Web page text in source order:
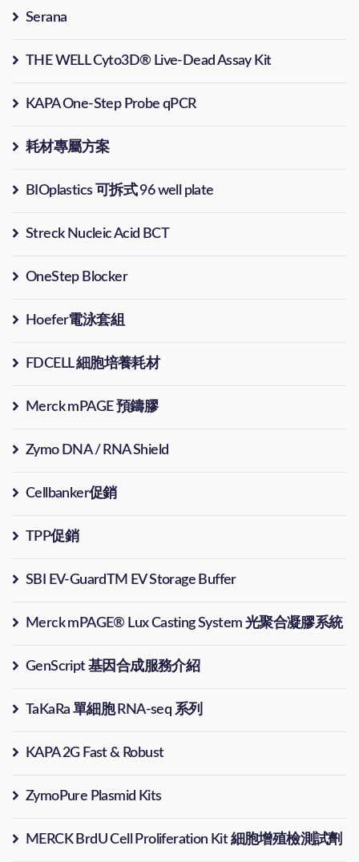
Serana
THE WELL Cyto3D® Live-Dead Assay Kit
KAPA One-Step Probe qPCR
耗材專屬方案
BIOplastics 可拆式 96 well plate
Streck Nucleic Acid BCT
OneStep Blocker
Hoefer電泳套組
FDCELL 細胞培養耗材
Merck mPAGE 預鑄膠
Zymo DNA / RNA Shield
Cellbanker促銷
TPP促銷
SBI EV-GuardTM EV Storage Buffer
Merck mPAGE® Lux Casting System 光聚合凝膠系統
GenScript 基因合成服務介紹
TaKaRa 單細胞 RNA-seq 系列
KAPA 2G Fast & Robust
ZymoPure Plasmid Kits
MERCK BrdU Cell Proliferation Kit 細胞增殖檢測試劑